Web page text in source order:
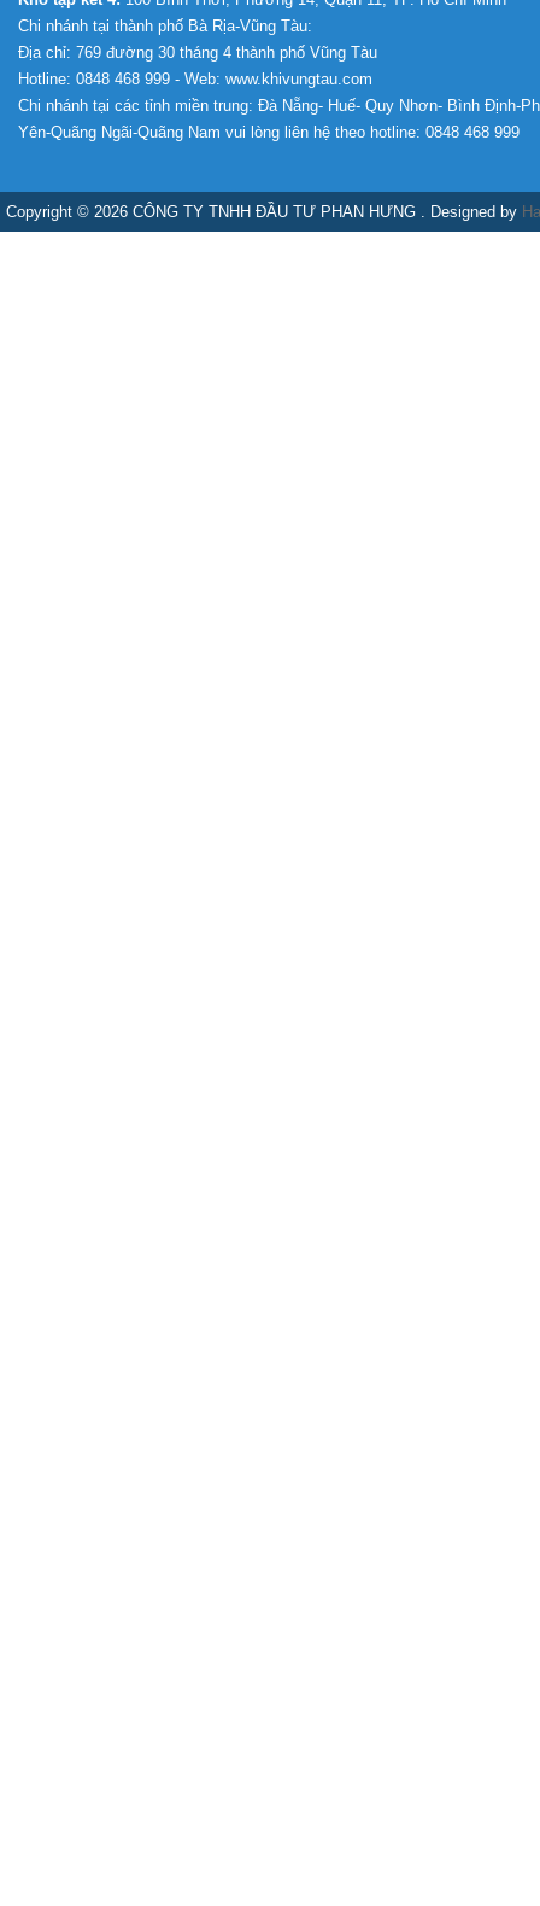
Chi nhánh tại thành phố Bà Rịa-Vũng Tàu:
Địa chỉ: 769 đường 30 tháng 4 thành phố Vũng Tàu
Hotline: 0848 468 999 - Web: www.khivungtau.com
Chi nhánh tại các tỉnh miền trung: Đà Nẵng- Huế- Quy Nhơn- Bình Định-
Yên-Quãng Ngãi-Quãng Nam vui lòng liên hệ theo hotline: 0848 468 999
Copyright © 2026 CÔNG TY TNHH ĐẦU TƯ PHAN HƯNG . Designed by